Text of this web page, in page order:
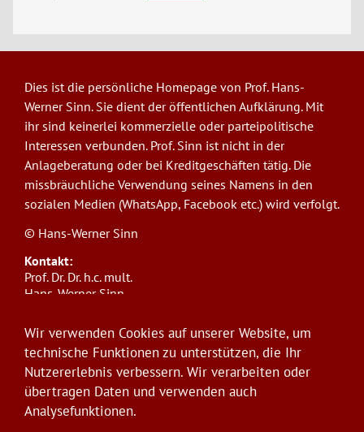
Dies ist die persönliche Homepage von Prof. Hans-
Werner Sinn. Sie dient der öffentlichen Aufklärung. Mit
ihr sind keinerlei kommerzielle oder parteipolitische
Interessen verbunden. Prof. Sinn ist nicht in der
Anlageberatung oder bei Kreditgeschäften tätig. Die
missbräuchliche Verwendung seines Namens in den
sozialen Medien (WhatsApp, Facebook etc.) wird verfolgt.
© Hans-Werner Sinn
Kontakt:
Prof. Dr. Dr. h.c. mult.
Hans-Werner Sinn,
ifo Institut
Poschingerstr. 5, 81679 München
Telefon: +49(0)89/9224-1276
E-Mail:sinn@ifo.de
User
Anmelden
Wir verwenden Cookies auf unserer Website, um
technische Funktionen zu unterstützen, die Ihr
Nutzererlebnis verbessern. Wir verarbeiten oder
übertragen Daten und verwenden auch
Analysefunktionen.